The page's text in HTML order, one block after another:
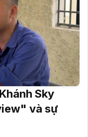
Sky
và sự